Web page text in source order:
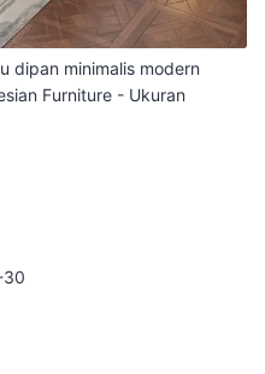
dipan minimalis modern
Furniture - Ukuran
30